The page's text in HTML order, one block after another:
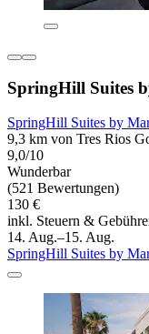
SpringHill Suites
SpringHill Suites by
9,3 km von Tres Rios
9,0/10
Wunderbar
(521 Bewertungen)
130 €
inkl. Steuern &
14. Aug.–15. Aug.
SpringHill Suites by